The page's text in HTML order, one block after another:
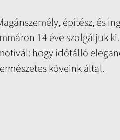
építész, és
14 éve szolgáljuk
hogy időtálló
köveink által.